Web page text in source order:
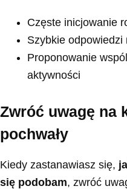
Częste inicjowanie
Szybkie odpowiedzi
Proponowanie
aktywności
Zwróć uwagę na
pochwały
Kiedy zastanawiasz się,
się podobam, zwróć